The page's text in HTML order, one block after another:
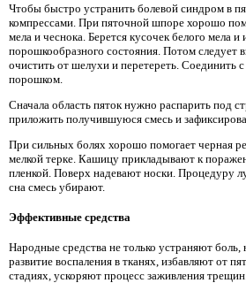
Чтобы быстро устранить болевой синдром в
компрессами. При пяточной шпоре хорошо
мела и чеснока. Берется кусочек белого мела и
порошкообразного состояния. Потом следует
очистить от шелухи и перетереть. Соединить
порошком.
Сначала область пяток нужно распарить под
приложить получившуюся смесь и
При сильных болях хорошо помогает черная
мелкой терке. Кашицу прикладывают к
пленкой. Поверх надевают носки. Процедуру
сна смесь убирают.
Эффективные средства
Народные средства не только устраняют
развитие воспаления в тканях, избавляют от
стадиях, ускоряют процесс заживления трещин.